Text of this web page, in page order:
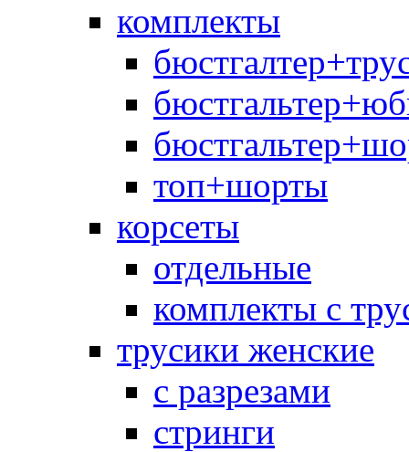
комплекты
топ+шорты
корсеты
отдельные
комплекты с
трусики женские
с разрезами
стринги